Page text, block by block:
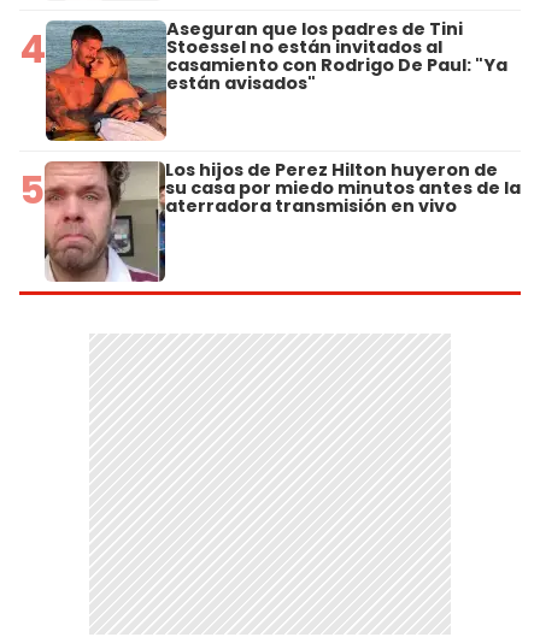
4 Aseguran que los padres de Tini
Stoessel no están invitados al
casamiento con Rodrigo De Paul: "Ya
están avisados"
5 Los hijos de Perez Hilton huyeron de
su casa por miedo minutos antes de la
aterradora transmisión en vivo